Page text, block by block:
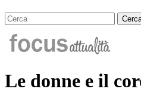
Le donne e il